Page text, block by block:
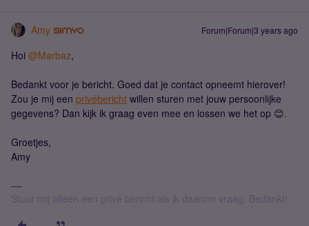
Amy Forum|Forum|3 years ago
Hoi @Marbaz,
Bedankt voor je bericht. Goed dat je contact opneemt hierover!
Zou je mij een privébericht willen sturen met jouw persoonlijke
gegevens? Dan kijk ik graag even mee en lossen we het op 😊.
Groetjes,
Amy
Stuur mij alleen een privé bericht als ik daarom vraag. Bedankt!